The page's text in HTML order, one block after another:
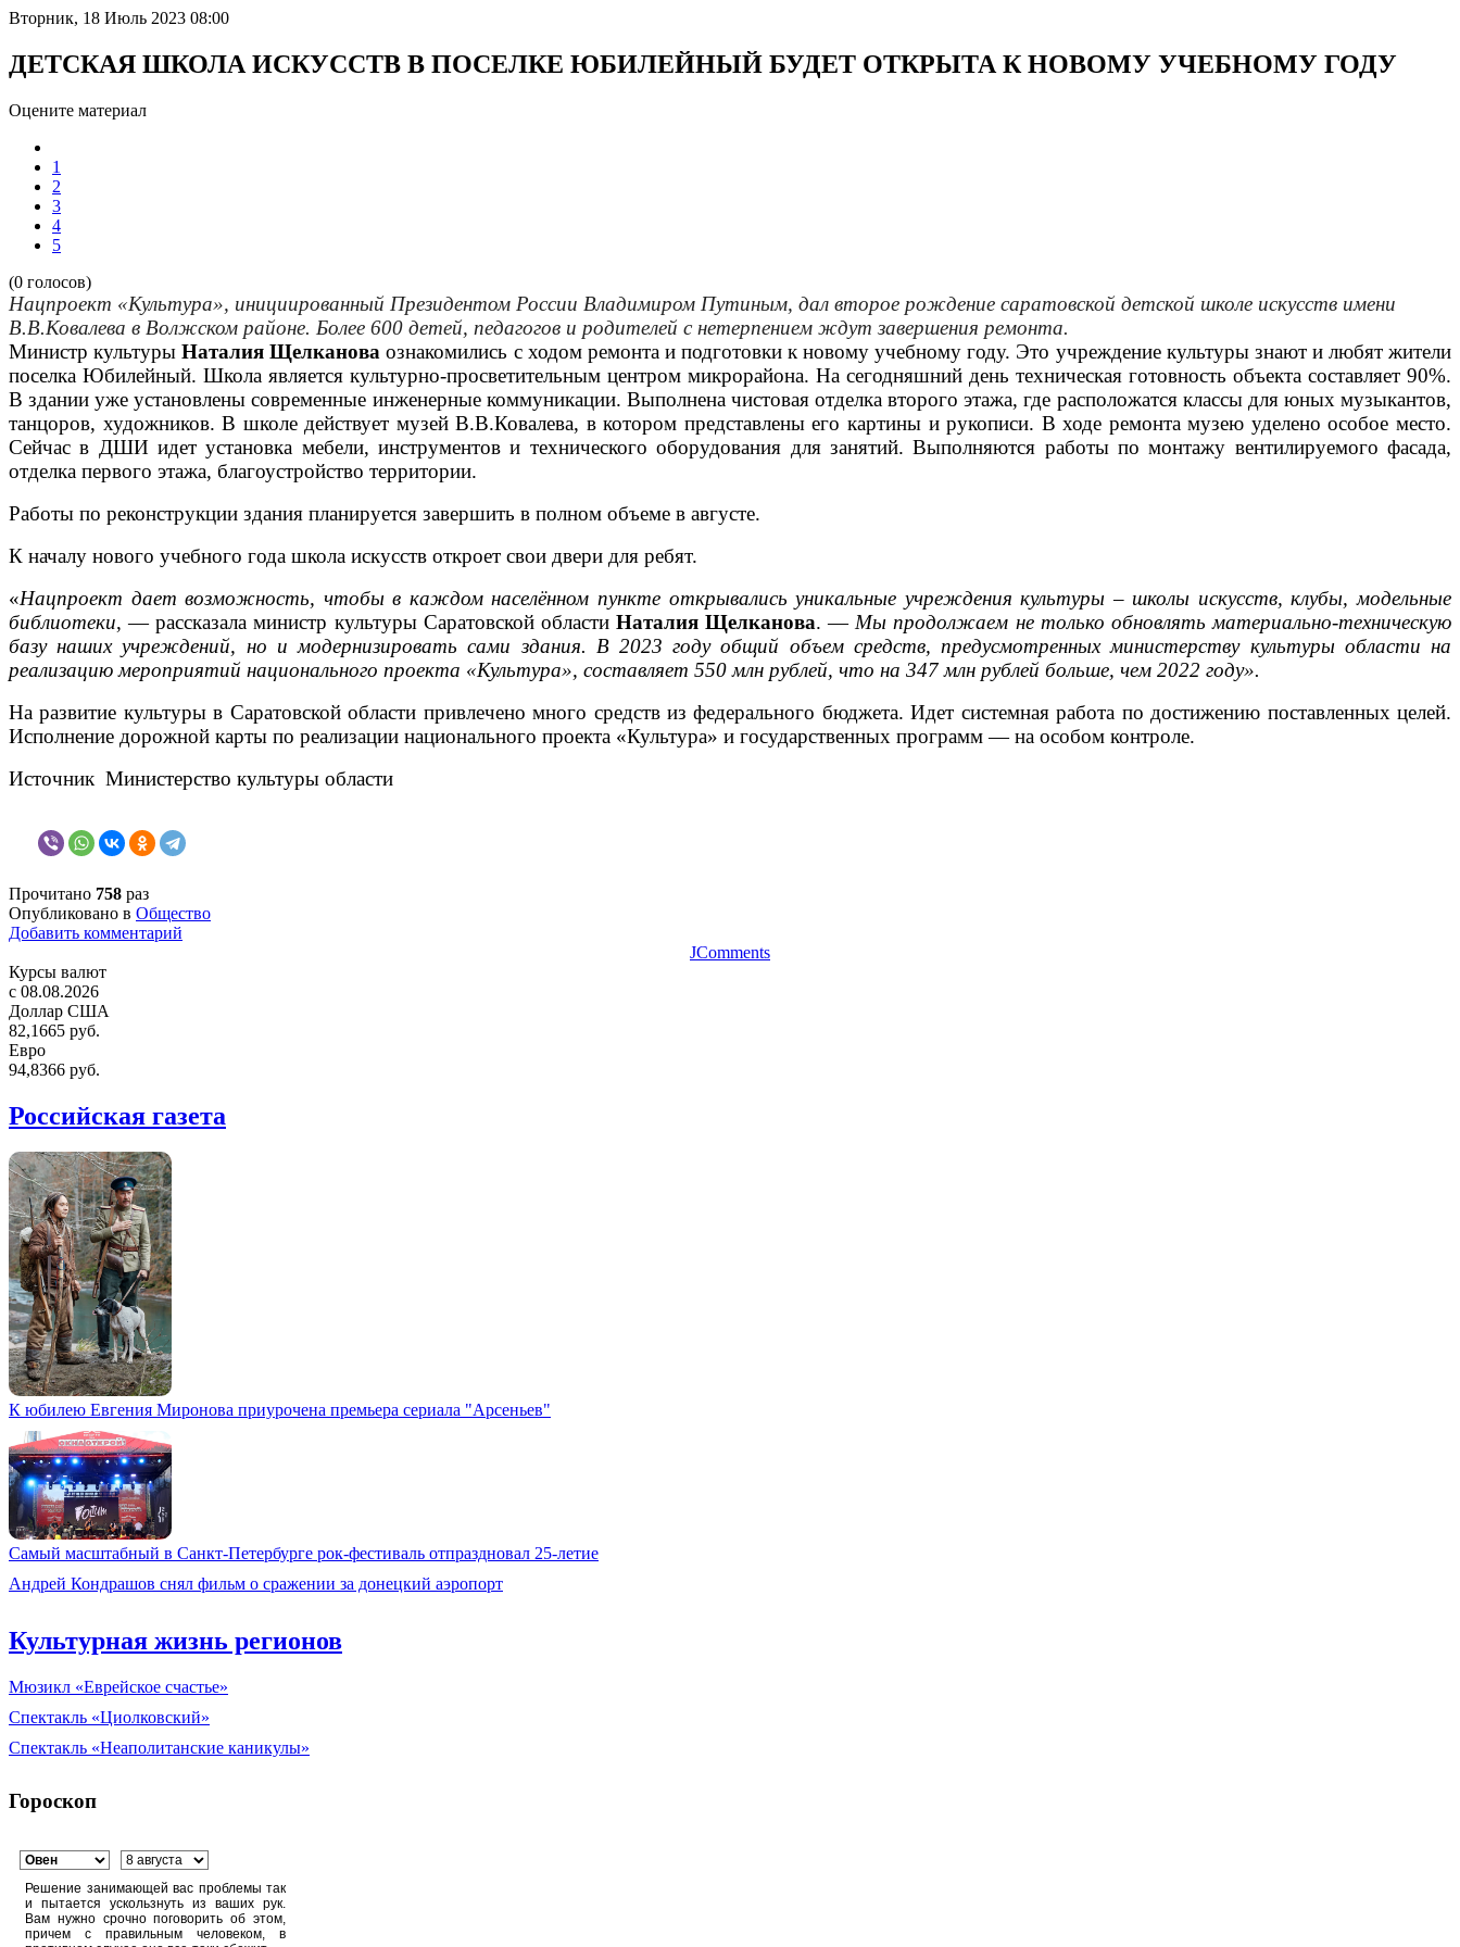
Вторник, 18 Июль 2023 08:00
ДЕТСКАЯ ШКОЛА ИСКУССТВ В ПОСЕЛКЕ ЮБИЛЕЙНЫЙ БУДЕТ ОТКРЫТА К НОВОМУ УЧЕБНОМУ ГОДУ
Оцените материал
1
2
3
4
5
(0 голосов)
Нацпроект «Культура», инициированный Президентом России Владимиром Путиным, дал второе рождение саратовской детской школе искусств имени
В.В.Ковалева в Волжском районе. Более 600 детей, педагогов и родителей с нетерпением ждут завершения ремонта.
Министр культурыНаталия Щелканова ознакомились с ходом ремонта и подготовки к новому учебному году. Это учреждение культуры знают и любят жители
поселка Юбилейный. Школа является культурно-просветительным центром микрорайона. На сегодняшний день техническая готовность объекта составляет 90%.
В здании уже установлены современные инженерные коммуникации. Выполнена чистовая отделка второго этажа, где расположатся классы для юных музыкантов,
танцоров, художников. В школе действует музей В.В.Ковалева, в котором представлены его картины и рукописи. В ходе ремонта музею уделено особое место.
Сейчас в ДШИ идет установка мебели, инструментов и технического оборудования для занятий. Выполняются работы по монтажу вентилируемого фасада,
отделка первого этажа, благоустройство территории.
Работы по реконструкции здания планируется завершить в полном объеме в августе.
К началу нового учебного года школа искусств откроет свои двери для ребят.
«Нацпроект дает возможность, чтобы в каждом населённом пункте открывались уникальные учреждения культуры – школы искусств, клубы, модельные
библиотеки, — рассказала министр культуры Саратовской области Наталия Щелканова. — Мы продолжаем не только обновлять материально-техническую
базу наших учреждений, но и модернизировать сами здания. В 2023 году общий объем средств, предусмотренных министерству культуры области на
реализацию мероприятий национального проекта «Культура», составляет 550 млн рублей, что на 347 млн рублей больше, чем 2022 году».
На развитие культуры в Саратовской области привлечено много средств из федерального бюджета. Идет системная работа по достижению поставленных целей.
Исполнение дорожной карты по реализации национального проекта «Культура» и государственных программ — на особом контроле.
Источник Министерство культуры области
Прочитано 758 раз
Опубликовано в Общество
Добавить комментарий
JComments
Курсы валют
c 08.08.2026
Доллар США
82,1665 руб.
Евро
94,8366 руб.
Российская газета
К юбилею Евгения Миронова приурочена премьера сериала "Арсеньев"
Самый масштабный в Санкт-Петербурге рок-фестиваль отпраздновал 25-летие
Андрей Кондрашов снял фильм о сражении за донецкий аэропорт
Культурная жизнь регионов
Мюзикл «Еврейское счастье»
Спектакль «Циолковский»
Спектакль «Неаполитанские каникулы»
Гороскоп
Решение занимающей вас проблемы так
и пытается ускользнуть из ваших рук.
Вам нужно срочно поговорить об этом,
причем с правильным человеком, в